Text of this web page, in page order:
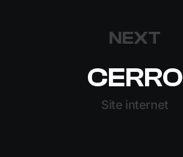
NEXT
CERRO
Site internet